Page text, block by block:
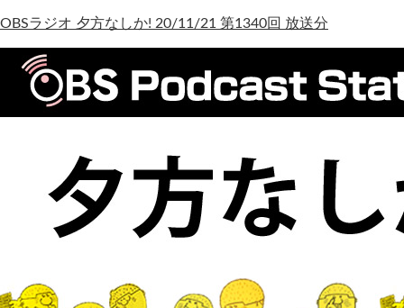
OBSラジオ 夕方なしか! 20/11/21 第1340回 放送分